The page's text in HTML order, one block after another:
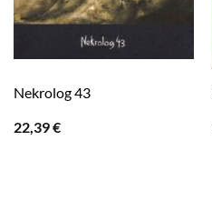
Nekrolog 43
22,39€